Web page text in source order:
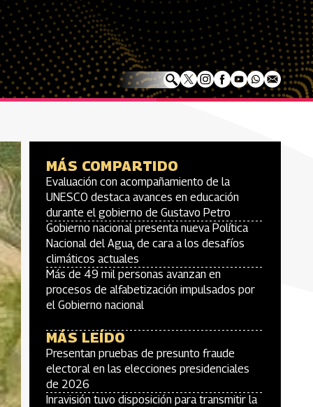
MÁS COMPARTIDO
Evaluación con acompañamiento de la
UNESCO destaca avances en educación
durante el gobierno de Gustavo Petro
Gobierno nacional presenta nueva Política
Nacional del Agua, de cara a los desafíos
climáticos actuales
Más de 49 mil personas avanzan en
procesos de alfabetización impulsados por
el Gobierno nacional
MÁS LEÍDO
Presentan pruebas de presunto fraude
electoral en las elecciones presidenciales
de 2026
Inravisión tuvo disposición para transmitir la